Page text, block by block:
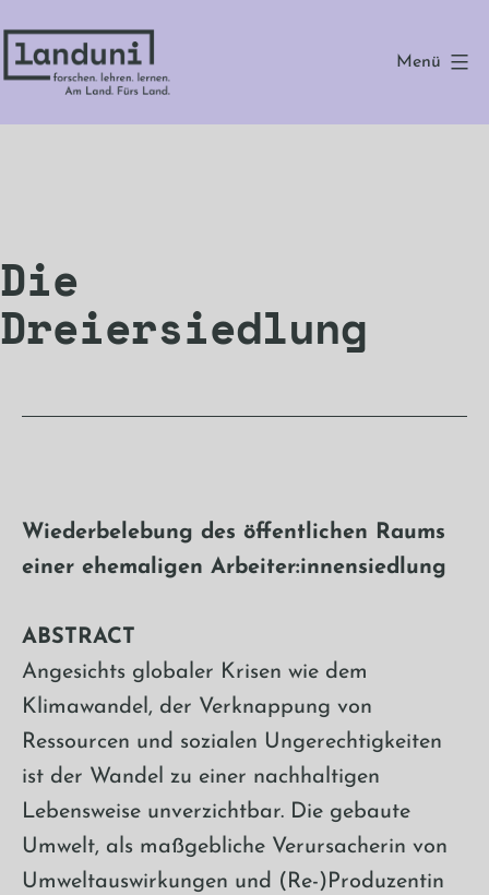
Inhalt
springen
Menü
Die
Dreiersiedlung
Wiederbelebung des öffentlichen Raums
einer ehemaligen Arbeiter:innensiedlung
ABSTRACT
Angesichts globaler Krisen wie dem
Klimawandel, der Verknappung von
Ressourcen und sozialen Ungerechtigkeiten
ist der Wandel zu einer nachhaltigen
Lebensweise unverzichtbar. Die gebaute
Umwelt, als maßgebliche Verursacherin von
Umweltauswirkungen und (Re-)Produzentin